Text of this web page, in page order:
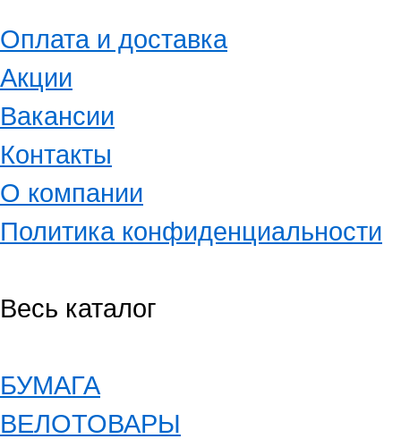
Оплата и доставка
Акции
Вакансии
Контакты
О компании
Политика конфиденциальности
Весь каталог
БУМАГА
ВЕЛОТОВАРЫ